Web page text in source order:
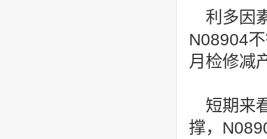
利多因
N08904
月检修减
短期来
撑，